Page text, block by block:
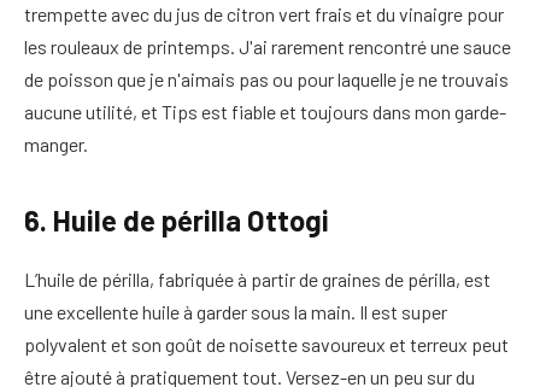
trempette avec du jus de citron vert frais et du vinaigre pour
les rouleaux de printemps. J'ai rarement rencontré une sauce
de poisson que je n'aimais pas ou pour laquelle je ne trouvais
aucune utilité, et Tips est fiable et toujours dans mon garde-
manger.
6. Huile de périlla Ottogi
L’huile de périlla, fabriquée à partir de graines de périlla, est
une excellente huile à garder sous la main. Il est super
polyvalent et son goût de noisette savoureux et terreux peut
être ajouté à pratiquement tout. Versez-en un peu sur du